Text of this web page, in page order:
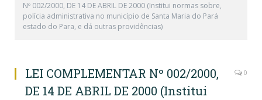
Nº 002/2000, DE 14 DE ABRIL DE 2000 (Institui normas sobre,
polícia administrativa no município de Santa Maria do Pará
estado do Para, e dá outras providências)
LEI COMPLEMENTAR Nº 002/2000,
DE 14 DE ABRIL DE 2000 (Institui
0